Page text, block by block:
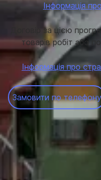
Інформація
Договір за цією
товарів робіт або
Інформація про
Замовити по телефону